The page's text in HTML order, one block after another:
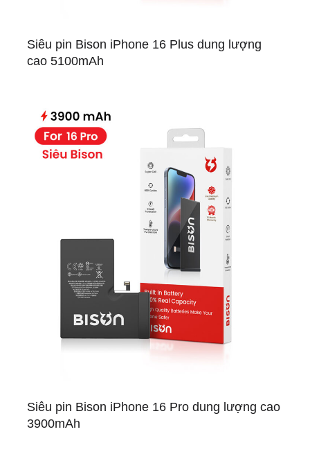
Siêu pin Bison iPhone 16 Plus dung lượng
cao 5100mAh
Siêu pin Bison iPhone 16 Pro dung lượng cao
3900mAh